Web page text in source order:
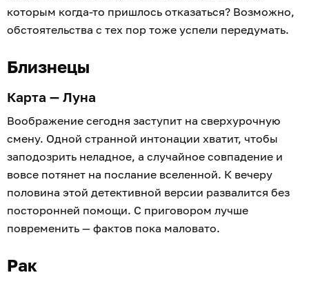
которым когда-то пришлось отказаться? Возможно,
обстоятельства с тех пор тоже успели передумать.
Близнецы
Карта — Луна
Воображение сегодня заступит на сверхурочную
смену. Одной странной интонации хватит, чтобы
заподозрить неладное, а случайное совпадение и
вовсе потянет на послание вселенной. К вечеру
половина этой детективной версии развалится без
посторонней помощи. С приговором лучше
повременить — фактов пока маловато.
Рак